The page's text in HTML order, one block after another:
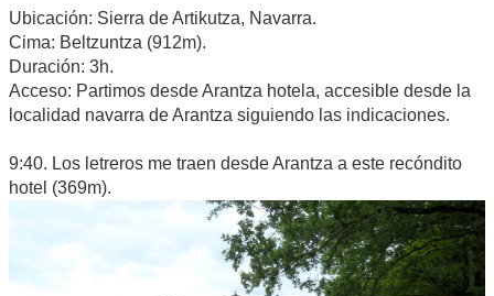
Ubicación: Sierra de Artikutza, Navarra.
Cima: Beltzuntza (912m).
Duración: 3h.
Acceso: Partimos desde Arantza hotela, accesible desde la
localidad navarra de Arantza siguiendo las indicaciones.
9:40. Los letreros me traen desde Arantza a este recóndito
hotel (369m).